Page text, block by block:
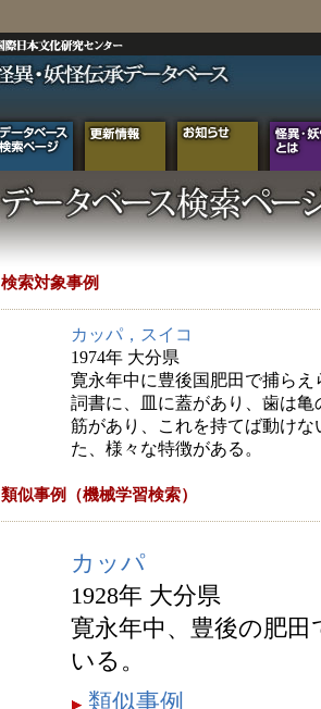
検索対象事例
カッパ，スイコ
1974年 大分県
寛永年中に豊後国肥田で捕ら
詞書に、皿に蓋があり、歯は
筋があり、これを持てば動け
た、様々な特徴がある。
類似事例（機械学習検索）
カッパ
1928年 大分県
寛永年中、豊後の肥
いる。
類似事例